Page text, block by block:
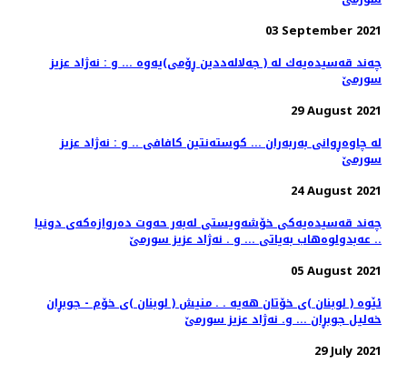
03 September 2021
چه‌ند قه‌سیده‌یه‌ك له‌ ( جه‌لاله‌ددین ڕۆمی)یه‌وه‌ ... و : نه‌ژاد عزیز
سورمێ
29 August 2021
له‌ چاوه‌ڕوانی به‌ربه‌ران ... كوسته‌نتین كافافی .. و : نه‌ژاد عزیز
سورمێ
24 August 2021
چه‌ند قه‌سیده‌یه‌كی خۆشه‌ویستی له‌به‌ر حه‌وت ده‌روازه‌كه‌ی دونیا
.. عه‌بدولوه‌هاب به‌یاتی ... و . نه‌ژاد عزیز سورمێ
05 August 2021
ئێوه ‌( لوبنان )ی خۆتان هه‌یه‌ . . منیش ( لوبنان )ی خۆم - جوبڕان
خه‌لیل جوبڕان ... و. نه‌ژاد عزیز سورمێ
29 July 2021